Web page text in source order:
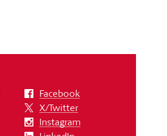
Facebook
X/Twitter
Instagram